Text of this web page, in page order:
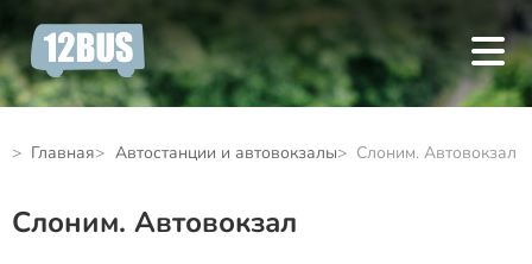
Главная Автостанции и автовокзалы Слоним. Автовокзал
Слоним. Автовокзал